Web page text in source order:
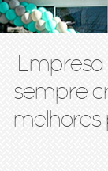
sempre